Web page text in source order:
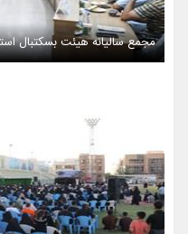
مجمع سالیانه هیئت بسکتبال